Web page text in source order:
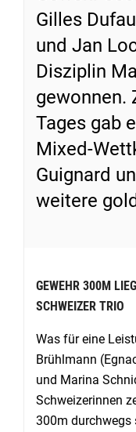
Gilles
und Jan
Disziplin
gewonnen.
Tages gab
Mixed-
Guignard
weitere
GEWEHR 300M
SCHWEIZER TRIO
Was für eine
Brühlmann
und Marina
Schweizerinnen
300m durchwegs